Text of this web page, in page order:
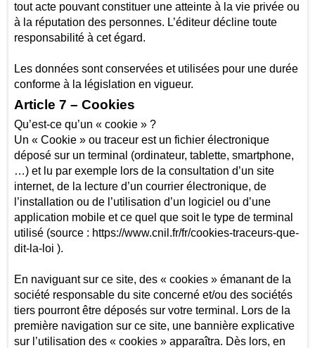
tout acte pouvant constituer une atteinte à la vie privée ou
à la réputation des personnes. L’éditeur décline toute
responsabilité à cet égard.
Les données sont conservées et utilisées pour une durée
conforme à la législation en vigueur.
Article 7 – Cookies
Qu’est-ce qu’un « cookie » ?
Un « Cookie » ou traceur est un fichier électronique
déposé sur un terminal (ordinateur, tablette, smartphone,
…) et lu par exemple lors de la consultation d’un site
internet, de la lecture d’un courrier électronique, de
l’installation ou de l’utilisation d’un logiciel ou d’une
application mobile et ce quel que soit le type de terminal
utilisé (source : https://www.cnil.fr/fr/cookies-traceurs-que-
dit-la-loi ).
En naviguant sur ce site, des « cookies » émanant de la
société responsable du site concerné et/ou des sociétés
tiers pourront être déposés sur votre terminal. Lors de la
première navigation sur ce site, une bannière explicative
sur l’utilisation des « cookies » apparaîtra. Dès lors, en